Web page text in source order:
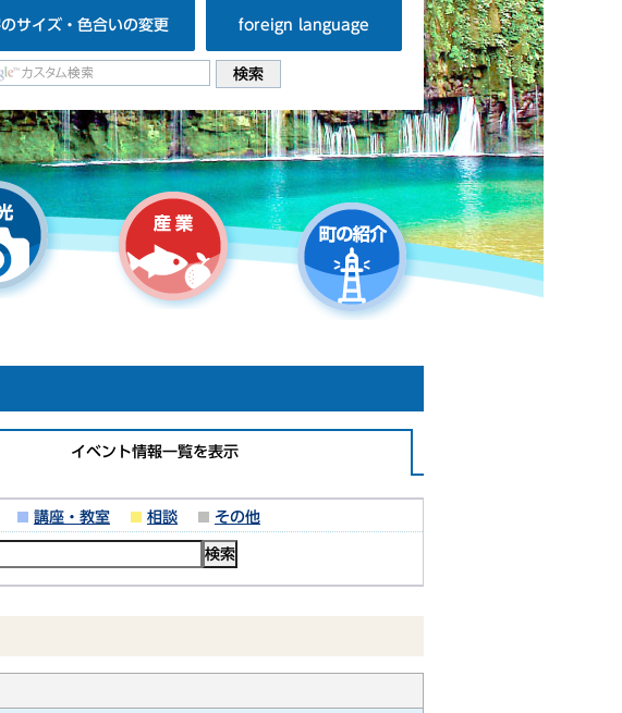
サイズ・色合いの変更 foreign language
イベント情報一覧を表示
講座・教室 相談 その他